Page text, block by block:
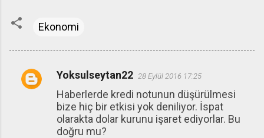
Ekonomi
Y
Yoksulseytan22 28 Eylül 2016 17:25
Haberlerde kredi notunun düşürülmesi
bize hiç bir etkisi yok deniliyor. İspat
olarakta dolar kurunu işaret ediyorlar. Bu
doğru mu?